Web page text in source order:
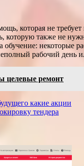
которая не
которую также не
обучение: некоторые
рабочий день
целевые ремонт
какие акции
тендера